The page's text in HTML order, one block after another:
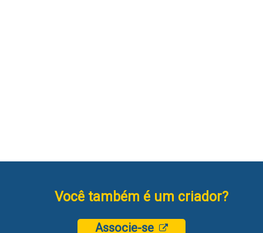
Você também é um criador?
Associe-se